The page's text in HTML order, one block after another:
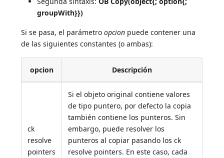
groupWith}})
Si se pasa, el parámetroopcion puede contener una
de las siguientes constantes (o ambas):
opcion Descripción
ck
resolve
pointers
Si el objeto original contiene valores
de tipo puntero, por defecto la copia
también contiene los punteros. Sin
embargo, puede resolver los
punteros al copiar pasando los ck
resolve pointers. En este caso, cada